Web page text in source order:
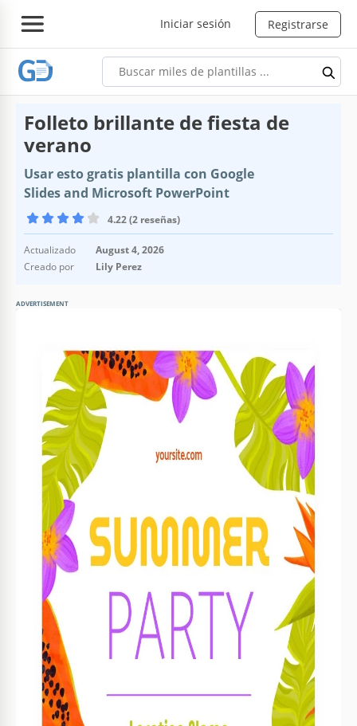
Iniciar sesión Registrarse
Folleto brillante de fiesta de
verano
Usar esto gratis plantilla con Google
Slides and Microsoft PowerPoint
4.22 (2 reseñas)
Actualizado
August 4, 2026
Creado por
Lily Perez
ADVERTISEMENT